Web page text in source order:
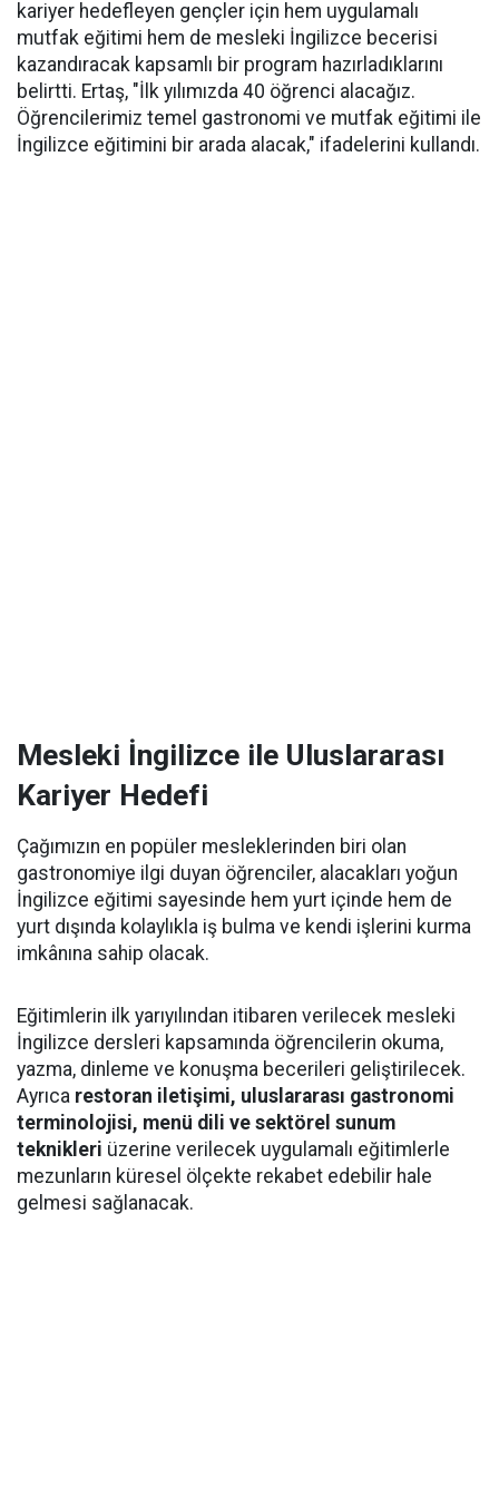
kariyer hedefleyen gençler için hem uygulamalı
mutfak eğitimi hem de mesleki İngilizce becerisi
kazandıracak kapsamlı bir program hazırladıklarını
belirtti. Ertaş, "İlk yılımızda 40 öğrenci alacağız.
Öğrencilerimiz temel gastronomi ve mutfak eğitimi ile
İngilizce eğitimini bir arada alacak," ifadelerini kullandı.
Mesleki İngilizce ile Uluslararası
Kariyer Hedefi
Çağımızın en popüler mesleklerinden biri olan
gastronomiye ilgi duyan öğrenciler, alacakları yoğun
İngilizce eğitimi sayesinde hem yurt içinde hem de
yurt dışında kolaylıkla iş bulma ve kendi işlerini kurma
imkânına sahip olacak.
Eğitimlerin ilk yarıyılından itibaren verilecek mesleki
İngilizce dersleri kapsamında öğrencilerin okuma,
yazma, dinleme ve konuşma becerileri geliştirilecek.
Ayrıca restoran iletişimi, uluslararası gastronomi
terminolojisi, menü dili ve sektörel sunum
teknikleri üzerine verilecek uygulamalı eğitimlerle
mezunların küresel ölçekte rekabet edebilir hale
gelmesi sağlanacak.